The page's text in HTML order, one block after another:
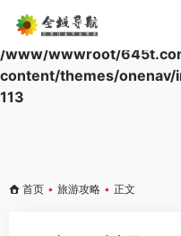
Warning: Array to string
/www/wwwroot/
content/themes/
113
首页 • 旅游攻略 • 正文